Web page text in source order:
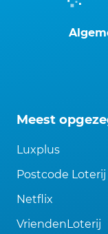
Meest
Luxplus
Postcode Loterij
Netflix
VriendenLoterij